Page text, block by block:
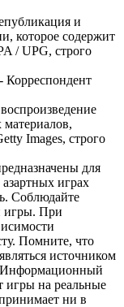
и
которое содержит
/ UPG, строго
Корреспондент
Images, строго
для
играх
Соблюдайте
игры. При
Помните, что
источником
Информационный
игры на реальные
ни в